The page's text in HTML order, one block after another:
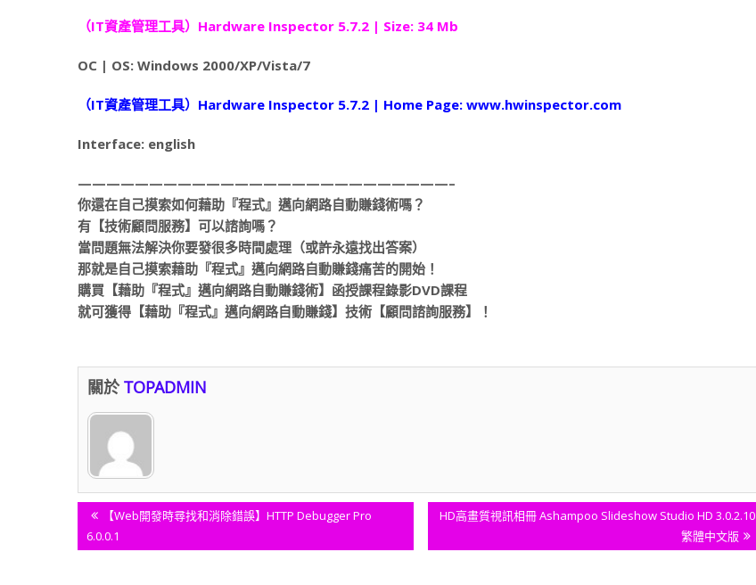
（IT資產管理工具）Hardware Inspector 5.7.2 | Size: 34 Mb
ОС | OS: Windows 2000/XP/Vista/7
（IT資產管理工具）Hardware Inspector 5.7.2 | Home Page: www.hwinspector.com
Interface: english
——————————————————————————–
你還在自己摸索如何藉助『程式』邁向網路自動賺錢術嗎？
有【技術顧問服務】可以諮詢嗎？
當問題無法解決你要發很多時間處理（或許永遠找出答案）
那就是自己摸索藉助『程式』邁向網路自動賺錢痛苦的開始！
購買【藉助『程式』邁向網路自動賺錢術】函授課程錄影DVD課程
就可獲得【藉助『程式』邁向網路自動賺錢】技術【顧問諮詢服務】！
關於 TOPADMIN
文Previous
Post:
【Web開發時尋找和消除錯誤】HTTP Debugger Pro
6.0.0.1
Next
HD高畫質視訊相冊 Ashampoo Slideshow Studio HD 3.0.2.10
繁體中文版